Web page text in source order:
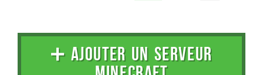
➕ AJOUTER UN SERVEUR